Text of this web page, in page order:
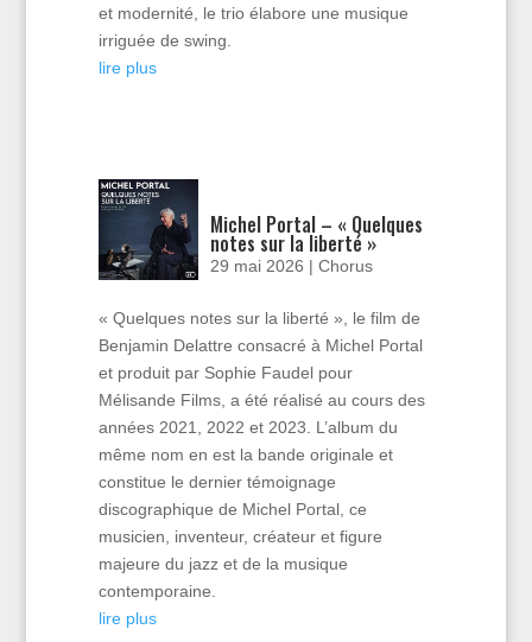
et modernité, le trio élabore une musique
irriguée de swing.
lire plus
Michel Portal – « Quelques
notes sur la liberté »
29 mai 2026 |Chorus
« Quelques notes sur la liberté », le film de
Benjamin Delattre consacré à Michel Portal
et produit par Sophie Faudel pour
Mélisande Films, a été réalisé au cours des
années 2021, 2022 et 2023. L’album du
même nom en est la bande originale et
constitue le dernier témoignage
discographique de Michel Portal, ce
musicien, inventeur, créateur et figure
majeure du jazz et de la musique
contemporaine.
lire plus